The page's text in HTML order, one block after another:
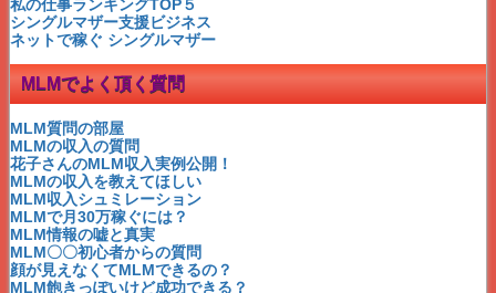
MLMの詐欺に注意
MLMの収入の質問
MLMの成功は運？
MLMはシングルマザーに最適
MLMで人生大逆転！
MLMとねずみ講の違いとは
ネットワークビジネスの収入
ネットワークビジネスとは
公務員は副業できるの？
お金持ちになりたければ
シングルマザー安室奈美恵
シングルマザー紗栄子
シングルマザー酒井法子
神田昌典
2015年 ネットワークビジネスランキング
マナテックとアンブロトース
私の仕事ランキングTOP５
シングルマザー支援ビジネス
ネットで稼ぐ シングルマザー
MLMでよく頂く質問
MLM質問の部屋
MLMの収入の質問
花子さんのMLM収入実例公開！
MLMの収入を教えてほしい
MLM収入シュミレーション
MLMで月30万稼ぐには？
MLM情報の嘘と真実
MLM〇〇初心者からの質問
顔が見えなくてMLMできるの？
MLM飽きっぽいけど成功できる？